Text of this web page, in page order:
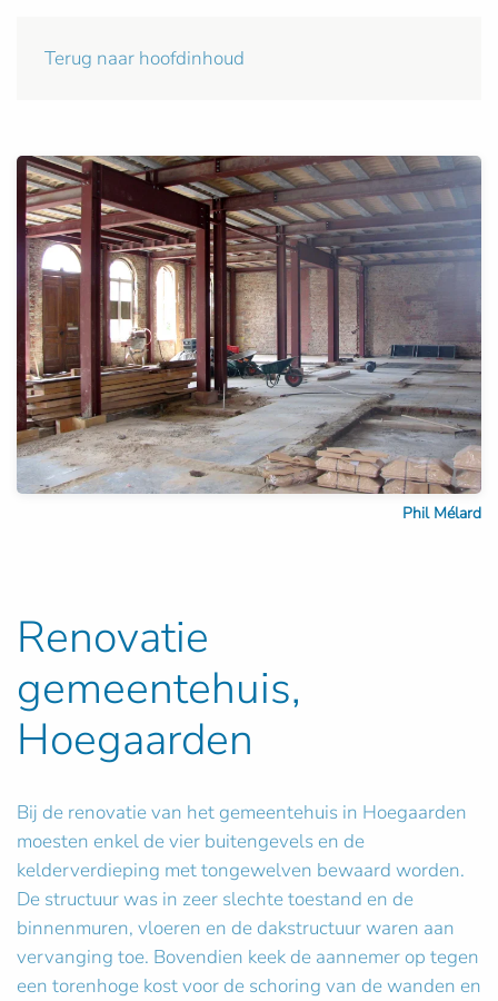
Terug naar hoofdinhoud
Phil Mélard
Renovatie
gemeentehuis,
Hoegaarden
Bij de renovatie van het gemeentehuis in Hoegaarden
moesten enkel de vier buitengevels en de
kelderverdieping met tongewelven bewaard worden.
De structuur was in zeer slechte toestand en de
binnenmuren, vloeren en de dakstructuur waren aan
vervanging toe. Bovendien keek de aannemer op tegen
een torenhoge kost voor de schoring van de wanden en